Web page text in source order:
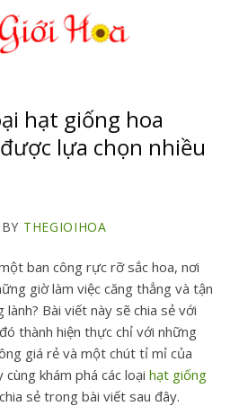
hạt giống hoa
lựa chọn nhiều
BY THEGIOIHOA
ban công rực rỡ sắc hoa, nơi
giờ làm việc căng thẳng và tận
Bài viết này sẽ chia sẻ với
thành hiện thực chỉ với những
giá rẻ và một chút tỉ mỉ của
khám phá các loại hạt giống
sẻ trong bài viết sau đây.